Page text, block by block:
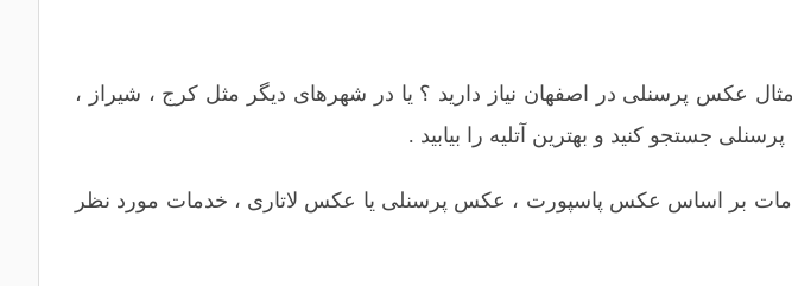
عکس پرسنلی در اصفهان نیاز دارید ؟ یا در شهرهای دیگر مثل کرج ، شیراز ،
جستجو کنید و بهترین آتلیه را بیابید .
بر اساس عکس پاسپورت ، عکس پرسنلی یا عکس لاتاری ، خدمات مورد نظر